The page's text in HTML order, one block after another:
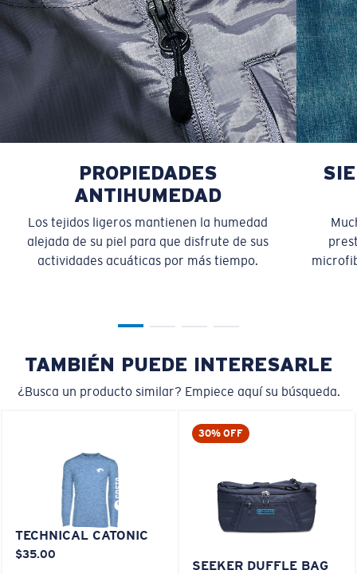
PROPIEDADES
ANTIHUMEDAD
Los tejidos ligeros mantienen la humedad
alejada de su piel para que disfrute de sus
actividades acuáticas por más tiempo.
TAMBIÉN PUEDE INTERESARLE
¿Busca un producto similar? Empiece aquí su búsqueda.
TECHNICAL CATONIC
$35.00
30% OFF
SEEKER DUFFLE BAG